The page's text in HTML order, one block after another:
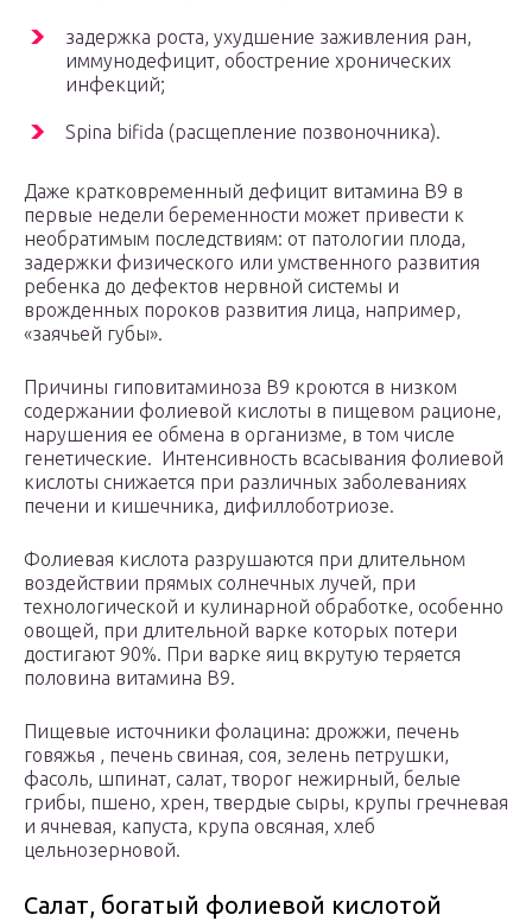
задержка роста, ухудшение заживления ран,
иммунодефицит, обострение хронических
инфекций;
Spina bifida (расщепление позвоночника).
Даже кратковременный дефицит витамина B9 в
первые недели беременности может привести к
необратимым последствиям: от патологии плода,
задержки физического или умственного развития
ребенка до дефектов нервной системы и
врожденных пороков развития лица, например,
«заячьей губы».
Причины гиповитаминоза B9 кроются в низком
содержании фолиевой кислоты в пищевом рационе,
нарушения ее обмена в организме, в том числе
генетические. Интенсивность всасывания фолиевой
кислоты снижается при различных заболеваниях
печени и кишечника, дифиллоботриозе.
Фолиевая кислота разрушаются при длительном
воздействии прямых солнечных лучей, при
технологической и кулинарной обработке, особенно
овощей, при длительной варке которых потери
достигают 90%. При варке яиц вкрутую теряется
половина витамина B9.
Пищевые источники фолацина: дрожжи, печень
говяжья , печень свиная, соя, зелень петрушки,
фасоль, шпинат, салат, творог нежирный, белые
грибы, пшено, хрен, твердые сыры, крупы гречневая
и ячневая, капуста, крупа овсяная, хлеб
цельнозерновой.
Салат, богатый фолиевой кислотой